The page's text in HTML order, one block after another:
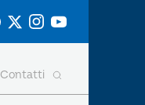
Contatti